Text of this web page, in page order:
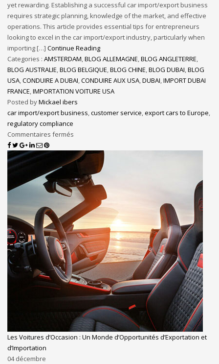
yet rewarding. Establishing a successful car import/export business
requires strategic planning, knowledge of the market, and effective
operations. This article provides essential tips for entrepreneurs
looking to excel in the car import/export industry, particularly when
importing […] Continue Reading
Categories : AMSTERDAM,BLOG ALLEMAGNE,BLOG ANGLETERRE,
BLOG AUSTRALIE,BLOG BELGIQUE,BLOG CHINE,BLOG DUBAI,BLOG
USA,CONDUIRE A DUBAI,CONDUIRE AUX USA,DUBAI,IMPORT DUBAI
FRANCE,IMPORTATION VOITURE USA
Posted byMickael ibers
car import/export business,customer service,export cars to Europe,
regulatory compliance
Commentaires fermés
Les Voitures d’Occasion : Un Monde d’Opportunités d’Exportation et
d’Importation
04décembre